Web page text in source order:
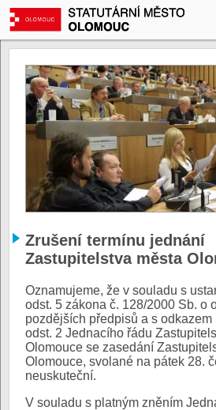
Zrušení termínu jednání
Zastupitelstva města
Oznamujeme, že v souladu s
odst. 5 zákona č. 128/2000 Sb. o
pozdějších předpisů a s
odst. 2 Jednacího řádu
Olomouce se zasedání
Olomouce, svolané na pátek 28.
neuskuteční.
V souladu s platným zněním